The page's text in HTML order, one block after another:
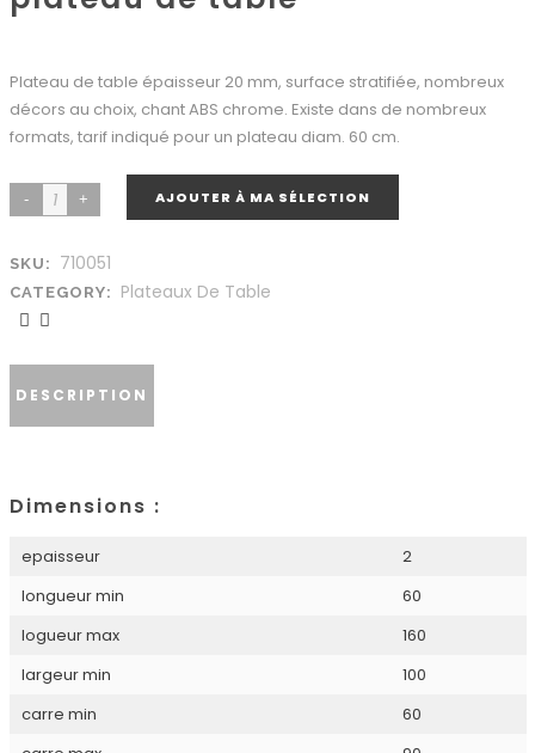
Plateau de table épaisseur 20 mm, surface stratifiée, nombreux
décors au choix, chant ABS chrome. Existe dans de nombreux
formats, tarif indiqué pour un plateau diam. 60 cm.
AJOUTER À MA SÉLECTION
SKU: 710051
CATEGORY: Plateaux De Table
DESCRIPTION
Dimensions :
epaisseur
2
longueur min
60
logueur max
160
largeur min
100
carre min
60